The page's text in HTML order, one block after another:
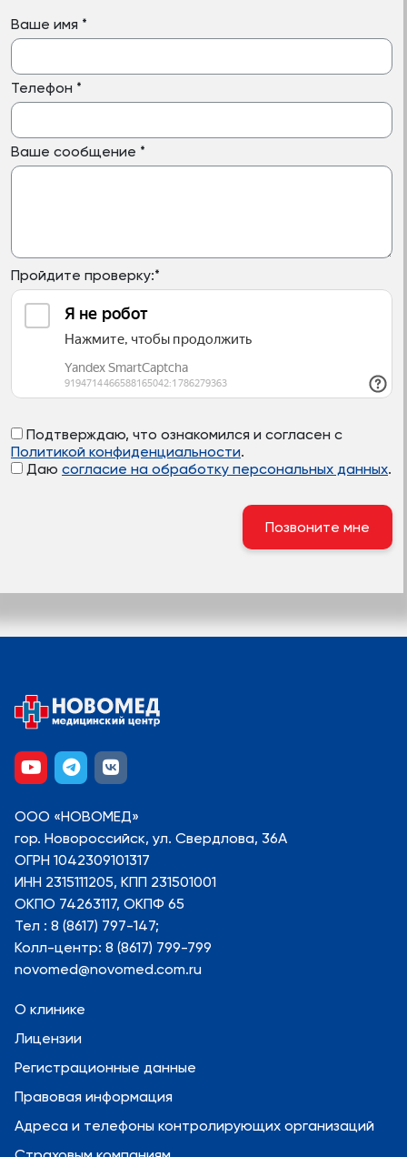
Ваше имя *
Телефон *
Ваше сообщение *
Пройдите проверку:*
Подтверждаю, что ознакомился и согласен с
Политикой конфиденциальности.
Даю согласие на обработку персональных данных.
ООО «НОВОМЕД»
гор. Новороссийск, ул. Свердлова, 36А
ОГРН 1042309101317
ИНН 2315111205, КПП 231501001
ОКПО 74263117, ОКПФ 65
Тел : 8 (8617) 797-147;
Колл-центр: 8 (8617) 799-799
novomed@novomed.com.ru
О клинике
Лицензии
Регистрационные данные
Правовая информация
Адреса и телефоны контролирующих организаций